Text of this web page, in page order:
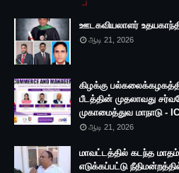
ஊடகவியலாளர்
ஆடி 21, 2026
கிழக்கு
பீடத்தின் முதலாவது
முகாமைத்துவ மாநாடு -
ஆடி 21, 2026
மாவட்டத்தில் கடந்த
எடுக்கப்பட்டு